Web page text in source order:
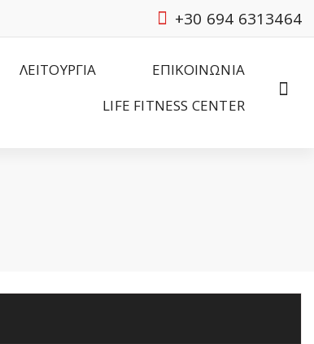
+30 694 6313464
ΛΕΙΤΟΥΡΓΙΑ
ΕΠΙΚΟΙΝΩΝΙΑ
LIFE FITNESS CENTER